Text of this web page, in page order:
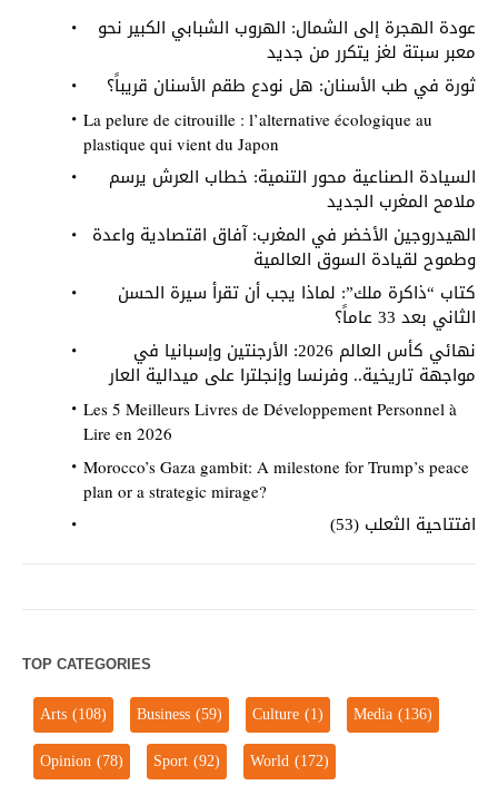
عودة الهجرة إلى الشمال: الهروب الشبابي الكبير نحو
معبر سبتة لغز يتكرر من جديد
ثورة في طب الأسنان: هل نودع طقم الأسنان قريباً؟
La pelure de citrouille : l’alternative écologique au
plastique qui vient du Japon
السيادة الصناعية محور التنمية: خطاب العرش يرسم
ملامح المغرب الجديد
الهيدروجين الأخضر في المغرب: آفاق اقتصادية واعدة
وطموح لقيادة السوق العالمية
كتاب “ذاكرة ملك”: لماذا يجب أن تقرأ سيرة الحسن
الثاني بعد 33 عاماً؟
نهائي كأس العالم 2026: الأرجنتين وإسبانيا في
مواجهة تاريخية.. وفرنسا وإنجلترا على ميدالية العار
Les 5 Meilleurs Livres de Développement Personnel à
Lire en 2026
Morocco’s Gaza gambit: A milestone for Trump’s peace
plan or a strategic mirage?
افتتاحية الثعلب (53)
TOP CATEGORIES
Arts(108) Business(59) Culture(1) Media(136)
Opinion(78) Sport(92) World(172)